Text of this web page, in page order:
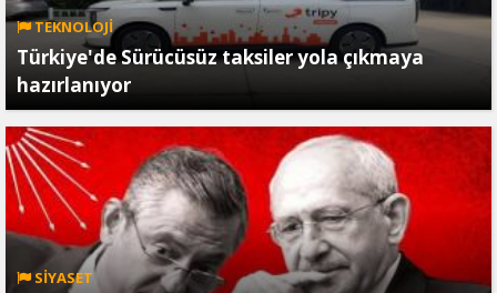
TEKNOLOJİ
Türkiye'de Sürücüsüz taksiler yola çıkmaya
hazırlanıyor
SİYASET